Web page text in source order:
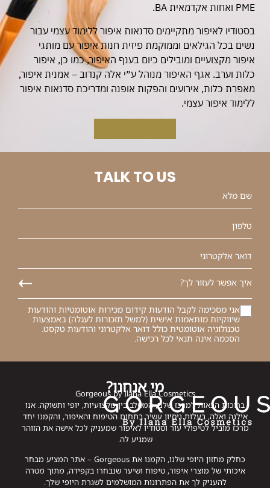
PME ואחות אקדמאית BA.
בסטודיו לאיפור מתקיימים סדנאות איפור ללימוד עצמי עבור
נשים בכל הגילאים וממוקמת פיזית חנות איפור עם מותגי
איפור מקצועיים ומובילים כיום בענף האיפור, כמו כן, איפור
כלות וערב. אגף האיפור מנוהל ע״י אלה קנדוב – אמנית איפור,
מאפרת כלות, אירועים והפקות אופנה ומדריכת סדנאות איפור
ללימוד איפור עצמי.
TALK TO US
אני מסכימה לקבל הודעות קידום מכירות אוטומטיות והודעות
שיווקיות מותאמות אישית (למשל תזכורות לעגלה) באמצעות
טכנולוגיה אוטומטית כולל דואר אלקטרוני והודעות טקסט.
הסכמה אינה תנאי לכל רכישה.
מי אנחנו?
Gorgeous by Ilana Ella Cosmetics
ברוכות הבאות למרכז שלנו, המשלב בין מקצועיות, יופי ותשוקה. אנו
אילנה ואלה, בעלות ניסיון עשיר בתחום הטיפוח והאיפור, והקמנו יחד
מרכז מוביל לטיפולי עור וסטודיו לאיפור שמעניק לכל אישה את הזוהר
שמגיע לה.
כחלק מחזון היופי שלנו, הקמנו את Gorgeous – אתר המציע מבחר
איכותי של מוצרי איפור, טיפוח ושיער שנבחרו בקפידה, מתוך מטרה
להעניק לך את הפתרונות המושלמים לשגרת היופי שלך.